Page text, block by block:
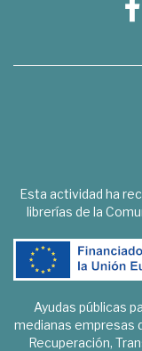
Esta actividad ha
librerías de la
Ayudas públicas
medianas empresas
Recuperación,